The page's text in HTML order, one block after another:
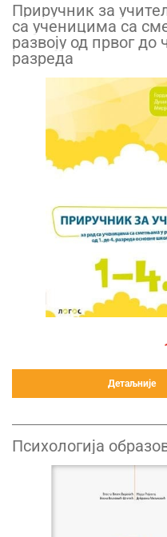
Приручник за
са ученицима са
развоју од првог до
разреда
Детаљније
Психологија